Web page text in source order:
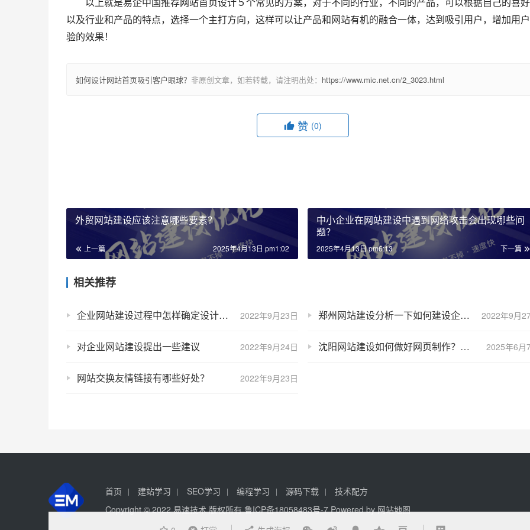
以上就是易企中国推荐网站首页设计５个常见的方案，对于不同的行业，不同的产品，可以根据自己的喜
以及行业和产品的特点，选择一个主打方向，这样可以让产品和网站有机的融合一体，达到吸引用户，增加用
验的效果！
如何设计网站首页吸引客户眼球？ 非原创文章，如若转载，请注明出处： https://www.mic.net.cn/2_3023.html
赞 (0)
外贸网站建设应该注意哪些要素？
上一篇 2025年4月13日 pm1:02
中小企业在网站建设中遇到网络攻击会出现哪些问
题？
下一篇
2025年4月13日 pm6:13
相关推荐
2022年9月23日
企业网站建设过程中怎样确定设计风格 2022年9月
郑州网站建设分析一下如何建设企业O2O网站？
2022年9月24日
对企业网站建设提出一些建议 2025年6月
沈阳网站建设如何做好网页制作？看看这些创意
2022年9月23日
网站交换友情链接有哪些好处？
首页 建站学习 SEO学习 编程学习 源码下载
技术配方
Copyright © 2022 易速技术 版权所有鲁ICP备18058483号-7Powered by网站地图